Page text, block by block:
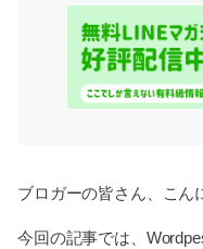
ブロガーの皆さん、こん
今回の記事では、